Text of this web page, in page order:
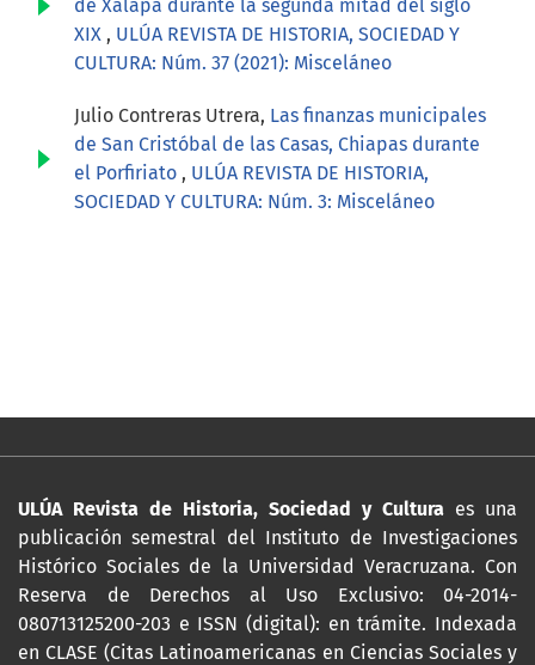
de Xalapa durante la segunda mitad del siglo
XIX , ULÚA REVISTA DE HISTORIA, SOCIEDAD Y
CULTURA: Núm. 37 (2021): Misceláneo
Julio Contreras Utrera, Las finanzas municipales
de San Cristóbal de las Casas, Chiapas durante
el Porfiriato , ULÚA REVISTA DE HISTORIA,
SOCIEDAD Y CULTURA: Núm. 3: Misceláneo
ULÚA Revista de Historia, Sociedad y Cultura es una
publicación semestral del Instituto de Investigaciones
Histórico Sociales de la Universidad Veracruzana. Con
Reserva de Derechos al Uso Exclusivo: 04-2014-
080713125200-203 e ISSN (digital): en trámite. Indexada
en CLASE (Citas Latinoamericanas en Ciencias Sociales y